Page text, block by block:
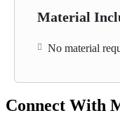
Material
No material
Connect With